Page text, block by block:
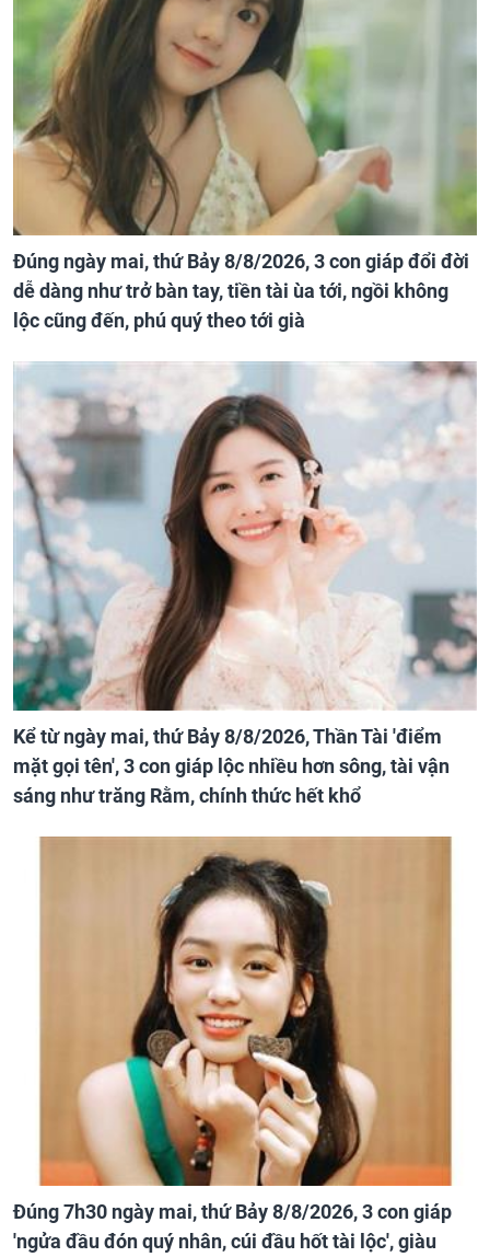
Đúng ngày mai, thứ Bảy 8/8/2026, 3 con giáp đổi đời
dễ dàng như trở bàn tay, tiền tài ùa tới, ngồi không
lộc cũng đến, phú quý theo tới già
Kể từ ngày mai, thứ Bảy 8/8/2026, Thần Tài 'điểm
mặt gọi tên', 3 con giáp lộc nhiều hơn sông, tài vận
sáng như trăng Rằm, chính thức hết khổ
Đúng 7h30 ngày mai, thứ Bảy 8/8/2026, 3 con giáp
'ngửa đầu đón quý nhân, cúi đầu hốt tài lộc', giàu